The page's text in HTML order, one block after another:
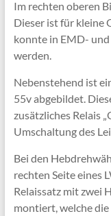
Im rechten oberen
Dieser ist für kleine
konnte in EMD-
werden.
Nebenstehend ist
55v abgebildet.
zusätzliches Relais
Umschaltung des
Bei den
rechten Seite eines
Relaissatz mit zwei
montiert, welche